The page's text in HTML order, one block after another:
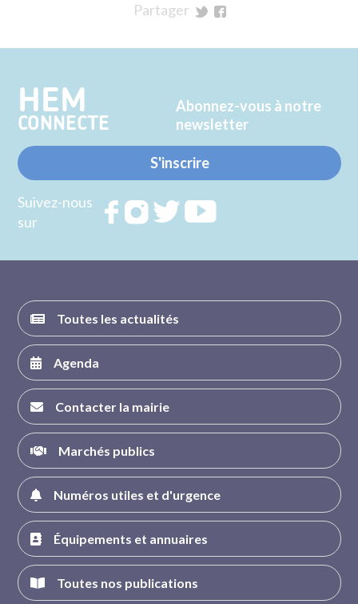
Partager
Twitter
Facebook
HEM
CONNECTE
Abonnez-vous à notre
newsletter
S'inscrire
Suivez-nous
sur
RejoignezRejoignezRejoignez
Toutes les actualités
Agenda
Contacter la mairie
Marchés publics
Numéros utiles et d'urgence
Équipements et annuaires
Toutes nos publications